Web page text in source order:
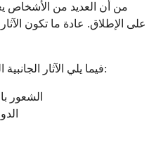
من أن العديد من الأشخاص
على الإطلاق. عادة ما تكون
فيما يلي الآثار الجانبية التي قد تلاحظها، بدءًا من الأكثر شيوعًا:
الشعور